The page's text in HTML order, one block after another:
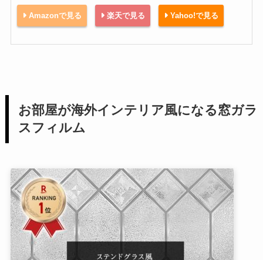
Amazonで見る 楽天で見る Yahoo!で見る
お部屋が海外インテリア風になる窓ガラ
スフィルム